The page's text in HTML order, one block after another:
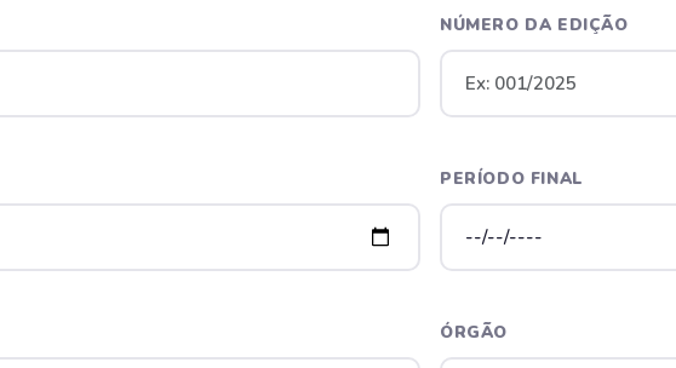
NÚMERO DA EDIÇÃO
PERÍODO FINAL
ÓRGÃO